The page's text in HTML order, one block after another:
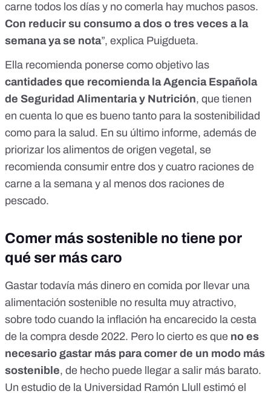
carne todos los días y no comerla hay muchos pasos.
Con reducir su consumo a dos o tres veces a la
semana ya se nota”, explica Puigdueta.
Ella recomienda ponerse como objetivo las
cantidades que recomienda la Agencia Española
de Seguridad Alimentaria y Nutrición, que tienen
en cuenta lo que es bueno tanto para la sostenibilidad
como para la salud. En su último informe, además de
priorizar los alimentos de origen vegetal, se
recomienda consumir entre dos y cuatro raciones de
carne a la semana y al menos dos raciones de
pescado.
Comer más sostenible no tiene por
qué ser más caro
Gastar todavía más dinero en comida por llevar una
alimentación sostenible no resulta muy atractivo,
sobre todo cuando la inflación ha encarecido la cesta
de la compra desde 2022. Pero lo cierto es que no es
necesario gastar más para comer de un modo más
sostenible, de hecho puede llegar a salir más barato.
Un estudio de la Universidad Ramón Llull estimó el